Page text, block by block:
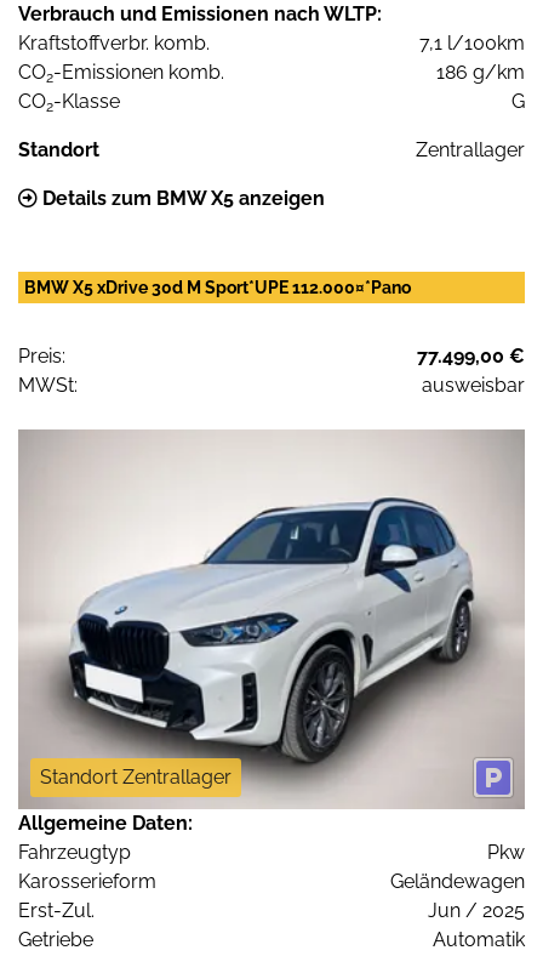
Verbrauch und Emissionen nach WLTP:
Kraftstoffverbr. komb.
7,1 l/100km
CO2-Emissionen komb.
186 g/km
CO2-Klasse G
Standort Zentrallager
Details zum BMW X5 anzeigen
BMW X5 xDrive 30d M Sport*UPE 112.000¤*Pano
Preis:
77.499,00 €
MWSt:
ausweisbar
Standort Zentrallager
Allgemeine Daten:
Fahrzeugtyp
Pkw
Karosserieform
Geländewagen
Erst-Zul.
Jun / 2025
Getriebe
Automatik